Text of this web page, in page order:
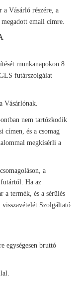
a Vásárló részére, a
email címre.
munkanapokon 8
futárszolgálat
Vásárlónak.
nem tartózkodik
címen, és a csomag
megkísérli a
a
Ha az
a termék, és a sérülés
Szolgáltató
egységesen bruttó